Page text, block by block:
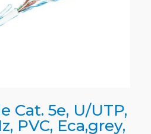
Cat. 5e, U/UTP,
PVC, Eca,grey,